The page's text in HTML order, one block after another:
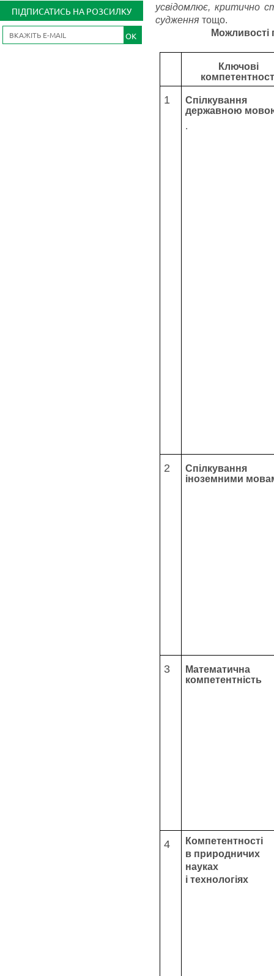
ПІДПИСАТИСЬ НА РОЗСИЛКУ
OK
усвідомлює, критично
судження тощо.
Можливості
Ключові
1
Спілкування
державною
.
2
Спілкування
іноземними
3
Математична
компетентність
4
Компетентності
в природничих
науках
і технологіях